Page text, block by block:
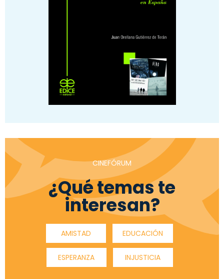
CINEFÓRUM
¿Qué temas te
interesan?
AMISTAD EDUCACIÓN
ESPERANZA INJUSTICIA